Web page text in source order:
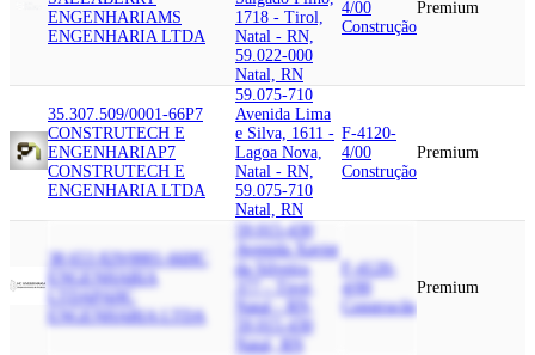
ENGENHARIAMS
ENGENHARIA LTDA
1718 - Tirol,
Natal - RN,
59.022-000
Natal, RN
4/00
Construção
Premium
35.307.509/0001-66P7
CONSTRUTECH E
ENGENHARIAP7
CONSTRUTECH E
ENGENHARIA LTDA
59.075-710
Avenida Lima
e Silva, 1611 -
Lagoa Nova,
Natal - RN,
59.075-710
Natal, RN
F-4120-
4/00
Construção
Premium
38.653.829/0001-66HC
ENGENHARIA
LTDAPAHC
ENGENHARIA LTDA
59.015-430
Avenida Xavier
da Silveira,
377 - Tirol,
Natal - RN,
59.015-430
Natal, RN
F-4120-
4/00
Construção
Premium